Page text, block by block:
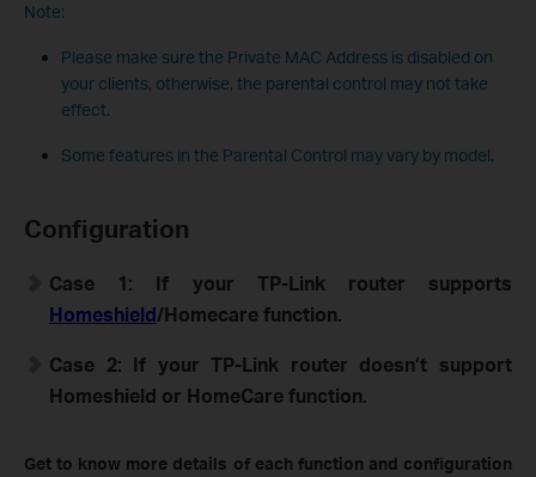
Note:
Please make sure the Private MAC Address is disabled on
your clients, otherwise, the parental control may not take
effect.
Some features in the Parental Control may vary by model.
Configuration
Case 1: If your TP-Link router supports
Homeshield/Homecare function.
Case 2: If your TP-Link router doesn’t support
Homeshield or HomeCare function.
Get to know more details of each function and configuration